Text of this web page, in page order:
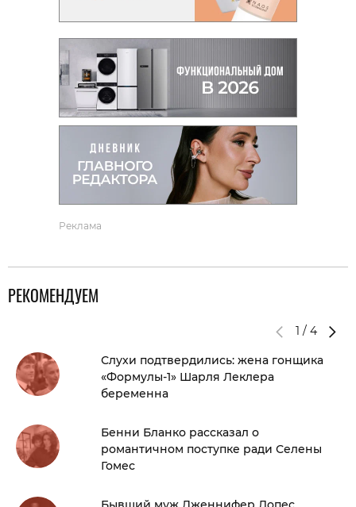
Реклама
РЕКОМЕНДУЕМ
1 / 4
Слухи подтвердились: жена гонщика
«Формулы-1» Шарля Леклера
беременна
Бенни Бланко рассказал о
романтичном поступке ради Селены
Гомес